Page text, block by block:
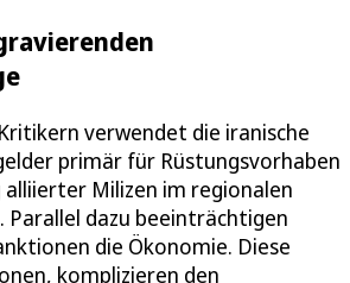
verwendet die iranische
primär für Rüstungsvorhaben
alliierter Milizen im regionalen
dazu beeinträchtigen
die Ökonomie. Diese
komplizieren den